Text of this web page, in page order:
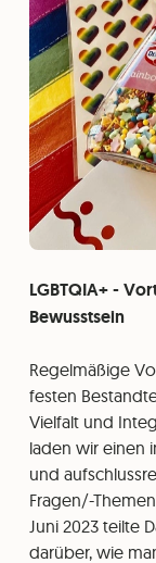
LGBTQIA+ -
Bewusstsein
Regelmäßige
festen
Vielfalt und
laden wir einen
und
Fragen/-
Juni 2023 teilte
darüber, wie